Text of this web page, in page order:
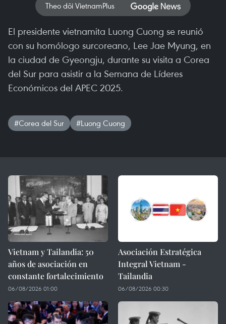
Theo dõi VietnamPlus
El presidente vietnamita Luong Cuong se reunió
con su homólogo surcoreano, Lee Jae Myung, en
la ciudad de Gyeongju, durante su visita a Corea
del Sur para asistir a la Semana de Líderes
Económicos del APEC 2025.
#Corea del Sur #Luong Cuong
Vietnam y Tailandia: 50
años de asociación en
constante fortalecimiento
06/08/2026 01:00
Asociación Estratégica
Integral Vietnam -
Tailandia
06/08/2026 00:30